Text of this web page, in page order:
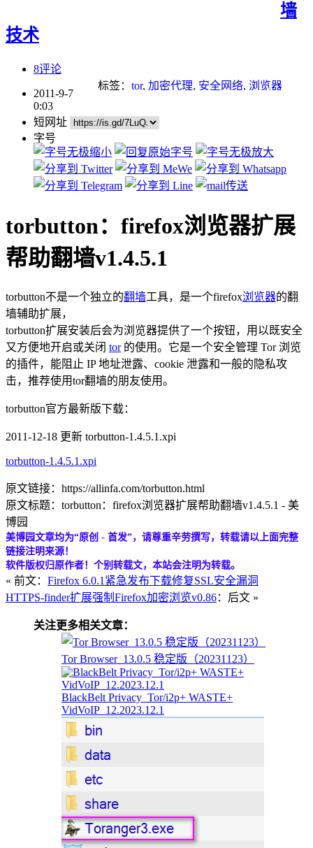
墙
技术
8评论
标签： tor, 加密代理, 安全网络, 浏览器
2011-9-7
0:03
短网址
字号
torbutton：firefox浏览器扩展
帮助翻墙v1.4.5.1
torbutton不是一个独立的翻墙工具，是一个firefox浏览器的翻
墙辅助扩展，
torbutton扩展安装后会为浏览器提供了一个按钮，用以既安全
又方便地开启或关闭 tor的使用。它是一个安全管理 Tor 浏览
的插件，能阻止 IP 地址泄露、cookie 泄露和一般的隐私攻
击，推荐使用tor翻墙的朋友使用。
torbutton官方最新版下载：
2011-12-18 更新 torbutton-1.4.5.1.xpi
torbutton-1.4.5.1.xpi
原文链接：https://allinfa.com/torbutton.html
原文标题：torbutton：firefox浏览器扩展帮助翻墙v1.4.5.1 - 美
博园
美博园文章均为“原创 - 首发”，请尊重辛劳撰写，转载请以上面完整
链接注明来源！
软件版权归原作者！个别转载文，本站会注明为转载。
« 前文： Firefox 6.0.1紧急发布下载修复SSL安全漏洞
HTTPS-finder扩展强制Firefox加密浏览v0.86：后文 »
关注更多相关文章：
Tor Browser_13.0.5 稳定版（20231123）
BlackBelt Privacy_Tor/i2p+ WASTE+
VidVoIP_12.2023.12.1